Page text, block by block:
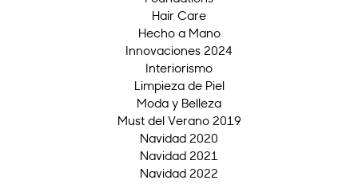
Hair Care
Hecho a Mano
Innovaciones 2024
Interiorismo
Limpieza de Piel
Moda y Belleza
Must del Verano 2019
Navidad 2020
Navidad 2021
Navidad 2022